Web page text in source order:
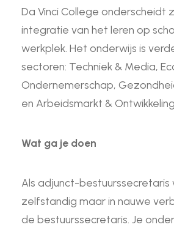
Da Vinci College onderscheidt
integratie van het leren op
werkplek. Het onderwijs is
sectoren: Techniek & Media,
Ondernemerschap,
en Arbeidsmarkt & Ontwikkeling.
Wat ga je doen
Als adjunct-bestuurssecretaris
zelfstandig maar in nauwe
de bestuurssecretaris. Je